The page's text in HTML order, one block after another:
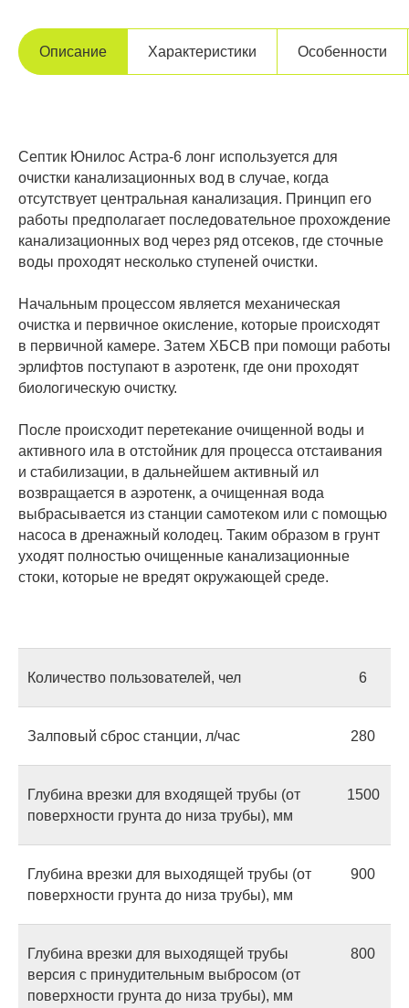
Описание Характеристики Особенности
Септик Юнилос Астра-6 лонг используется для
очистки канализационных вод в случае, когда
отсутствует центральная канализация. Принцип его
работы предполагает последовательное прохождение
канализационных вод через ряд отсеков, где сточные
воды проходят несколько ступеней очистки.
Начальным процессом является механическая
очистка и первичное окисление, которые происходят
в первичной камере. Затем ХБСВ при помощи работы
эрлифтов поступают в аэротенк, где они проходят
биологическую очистку.
После происходит перетекание очищенной воды и
активного ила в отстойник для процесса отстаивания
и стабилизации, в дальнейшем активный ил
возвращается в аэротенк, а очищенная вода
выбрасывается из станции самотеком или с помощью
насоса в дренажный колодец. Таким образом в грунт
уходят полностью очищенные канализационные
стоки, которые не вредят окружающей среде.
Количество пользователей, чел 6
Залповый сброс станции, л/час 280
Глубина врезки для входящей трубы (от
поверхности грунта до низа трубы), мм
1500
Глубина врезки для выходящей трубы (от
поверхности грунта до низа трубы), мм
900
Глубина врезки для выходящей трубы
версия с принудительным выбросом (от
поверхности грунта до низа трубы), мм
800